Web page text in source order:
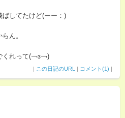
ばしてたけど(ーー：)
ん。
れって(￢з￢)
| この日記のURL | コメント(1) |